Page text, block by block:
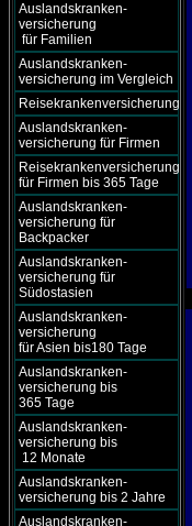
Auslandskranken-
versicherung
für Familien
Auslandskranken-
versicherung im Vergleich
Reisekrankenversicherung
Auslandskranken-
versicherung für Firmen
Reisekrankenversicherung
für Firmen bis 365 Tage
Auslandskranken-
versicherung für
Backpacker
Auslandskranken-
versicherung für
Südostasien
Auslandskranken-
versicherung
für Asien bis180 Tage
Auslandskranken-
versicherung bis
365 Tage
Auslandskranken-
versicherung bis
12 Monate
Auslandskranken-
versicherung bis 2 Jahre
Auslandskranken-